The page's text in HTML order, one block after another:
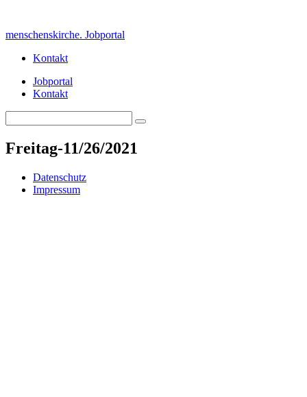
content
menschenskirche. Jobportal
Kontakt
Jobportal
Kontakt
for:
Search
Freitag-11/26/2021
Datenschutz
Impressum